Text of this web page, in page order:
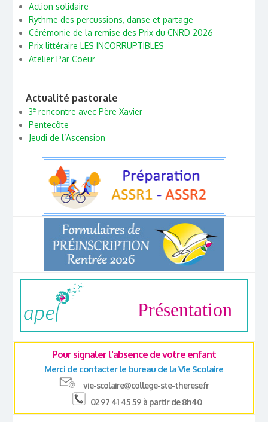
Action solidaire
Rythme des percussions, danse et partage
Cérémonie de la remise des Prix du CNRD 2026
Prix littéraire LES INCORRUPTIBLES
Atelier Par Coeur
Actualité pastorale
3erencontre avec Père Xavier
Pentecôte
Jeudi de l’Ascension
Présentation
Pour signaler l'absence de votre enfant
Merci de contacter le bureau de la Vie Scolaire
vie-scolaire@college-ste-therese.fr
02 97 41 45 59 à partir de 8h40